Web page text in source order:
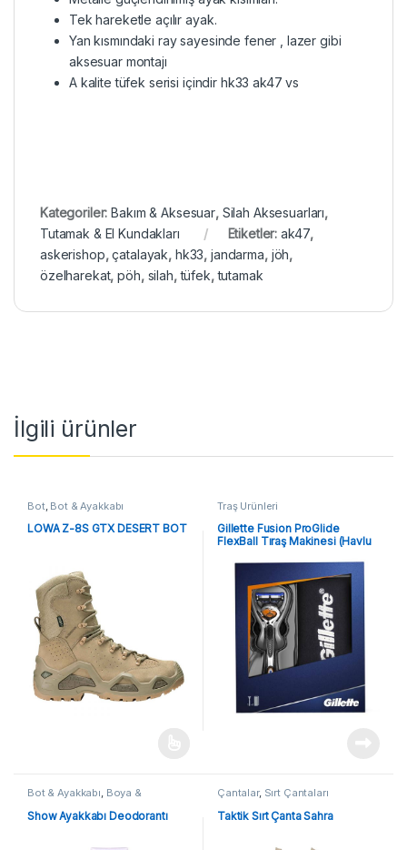
Tek hareketle açılır ayak.
Yan kısmındaki ray sayesinde fener , lazer gibi
aksesuar montajı
A kalite tüfek serisi içindir hk33 ak47 vs
Kategoriler:Bakım & Aksesuar, Silah Aksesuarları,
Tutamak & El Kundakları
Etiketler: ak47,
askerishop,çatalayak, hk33,jandarma, jöh,
özelharekat,pöh, silah,tüfek,tutamak
İlgili ürünler
Bot, Bot & Ayakkabı
LOWA Z-8S GTX DESERT BOT
Traş Ürünleri
Gillette Fusion ProGlide
FlexBall Tıraş Makinesi (Havlu
Bot & Ayakkabı, Boya &
Show Ayakkabı Deodorantı
Çantalar, Sırt Çantaları
Taktik Sırt Çanta Sahra